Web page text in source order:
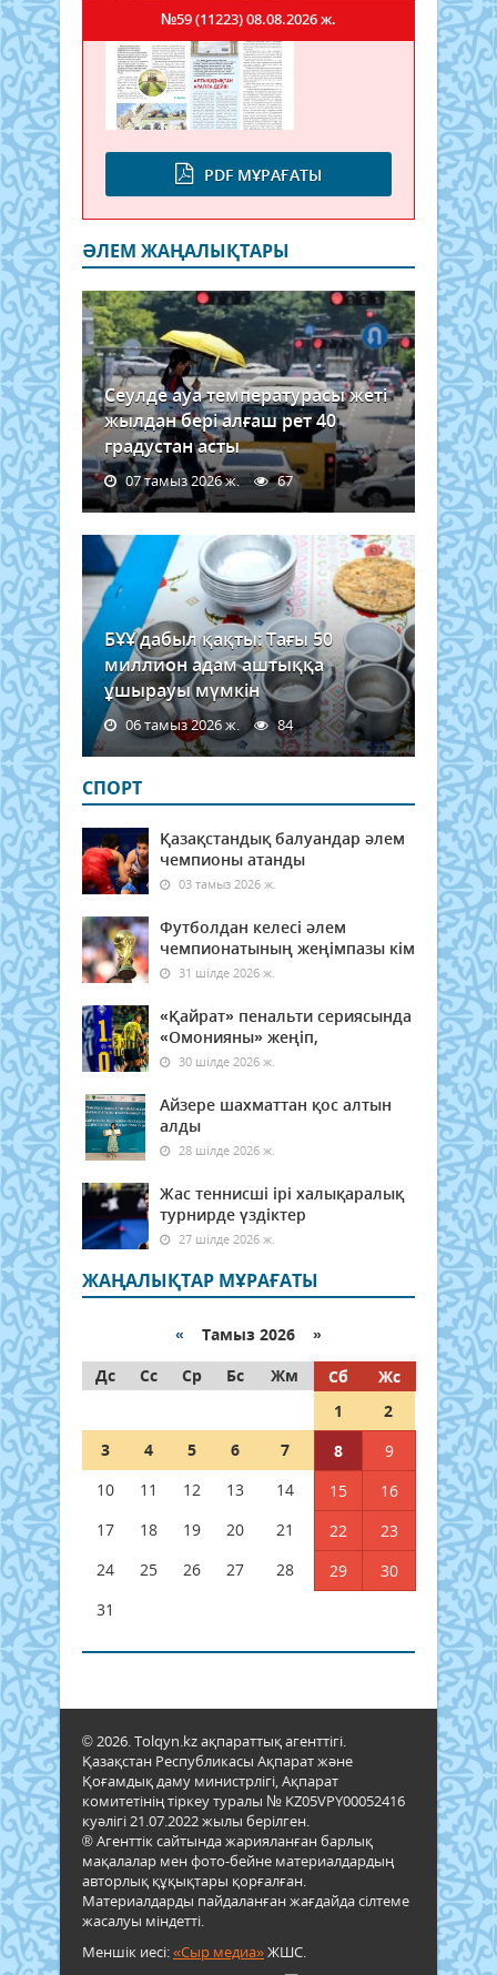
PDF МҰРАҒАТЫ
№59 (11223)08.08.2026 ж.
ӘЛЕМ ЖАҢАЛЫҚТАРЫ
Сеулде ауа температурасы жеті
жылдан бері алғаш рет 40
градустан асты
07 тамыз 2026 ж. 67
БҰҰ дабыл қақты: Тағы 50
миллион адам аштыққа
ұшырауы мүмкін
06 тамыз 2026 ж. 84
СПОРТ
Қазақстандық балуандар әлем
чемпионы атанды
03 тамыз 2026 ж.
Футболдан келесі әлем
чемпионатының жеңімпазы кім
31 шілде 2026 ж.
«Қайрат» пенальти сериясында
«Омонияны» жеңіп,
30 шілде 2026 ж.
Айзере шахматтан қос алтын
алды
28 шілде 2026 ж.
Жас теннисші ірі халықаралық
турнирде үздіктер
27 шілде 2026 ж.
ЖАҢАЛЫҚТАР МҰРАҒАТЫ
« Тамыз 2026 »
Дс
Сс Ср Бс Жм Сб
Жс
1
2
3
4 5 6 7 8
9
10
11 12 13 14 15
16
17
18 19 20 21 22
23
24
25 26 27 28 29
30
31
© 2026. Tolqyn.kz ақпараттық агенттігі.
Қазақстан Республикасы Ақпарат және
Қоғамдық даму министрлігі, Ақпарат
комитетінің тіркеу туралы № KZ05VPY00052416
куәлігі 21.07.2022 жылы берілген.
® Агенттік сайтында жарияланған барлық
мақалалар мен фото-бейне материалдардың
авторлық құқықтары қорғалған.
Материалдарды пайдаланған жағдайда сілтеме
жасалуы міндетті.
Меншік иесі:«Сыр медиа»ЖШС.